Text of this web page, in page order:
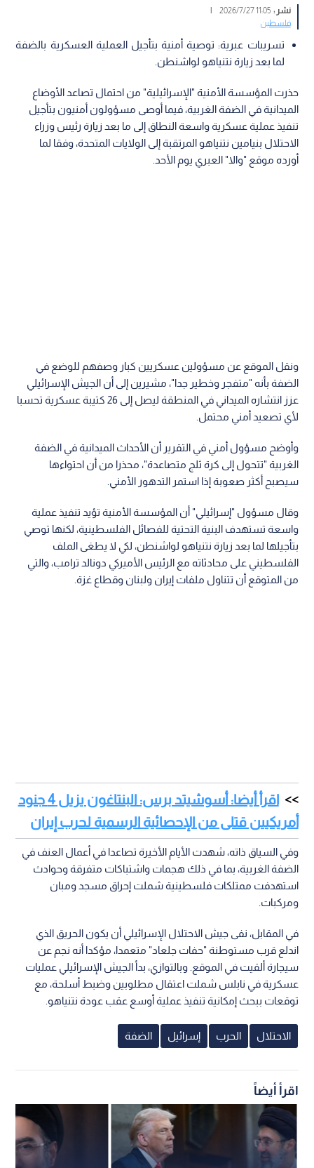
نشر :11:05 2026/7/27
|
فلسطين
تسريبات عبرية: توصية أمنية بتأجيل العملية العسكرية بالضفة
لما بعد زيارة نتنياهو لواشنطن.
حذرت المؤسسة الأمنية "الإسرائيلية" من احتمال تصاعد الأوضاع
الميدانية في الضفة الغربية، فيما أوصى مسؤولون أمنيون بتأجيل
تنفيذ عملية عسكرية واسعة النطاق إلى ما بعد زيارة رئيس وزراء
الاحتلال بنيامين نتنياهو المرتقبة إلى الولايات المتحدة، وفقا لما
أورده موقع "والا" العبري يوم الأحد.
ونقل الموقع عن مسؤولين عسكريين كبار وصفهم للوضع في
الضفة بأنه "متفجر وخطير جدا"، مشيرين إلى أن الجيش الإسرائيلي
عزز انتشاره الميداني في المنطقة ليصل إلى 26 كتيبة عسكرية تحسبا
لأي تصعيد أمني محتمل.
وأوضح مسؤول أمني في التقرير أن الأحداث الميدانية في الضفة
الغربية "تتحول إلى كرة ثلج متصاعدة"، محذرا من أن احتواءها
سيصبح أكثر صعوبة إذا استمر التدهور الأمني.
وقال مسؤول "إسرائيلي" أن المؤسسة الأمنية تؤيد تنفيذ عملية
واسعة تستهدف البنية التحتية للفصائل الفلسطينية، لكنها توصي
بتأجيلها لما بعد زيارة نتنياهو لواشنطن، لكي لا يطغى الملف
الفلسطيني على محادثاته مع الرئيس الأميركي دونالد ترامب، والتي
من المتوقع أن تتناول ملفات إيران ولبنان وقطاع غزة.
اقرأ أيضا: أسوشيتد برس: البنتاغون يزيل 4 جنود
أمريكيين قتلى من الإحصائية الرسمية لحرب إيران
وفي السياق ذاته، شهدت الأيام الأخيرة تصاعدا في أعمال العنف في
الضفة الغربية، بما في ذلك هجمات واشتباكات متفرقة وحوادث
استهدفت ممتلكات فلسطينية شملت إحراق مسجد ومبان
ومركبات.
في المقابل، نفى جيش الاحتلال الإسرائيلي أن يكون الحريق الذي
اندلع قرب مستوطنة "حفات جلعاد" متعمدا، مؤكدا أنه نجم عن
سيجارة ألقيت في الموقع. وبالتوازي، بدأ الجيش الإسرائيلي عمليات
عسكرية في نابلس شملت اعتقال مطلوبين وضبط أسلحة، مع
توقعات ببحث إمكانية تنفيذ عملية أوسع عقب عودة نتنياهو.
الاحتلال الحرب إسرائيل الضفة
اقرأ أيضاً